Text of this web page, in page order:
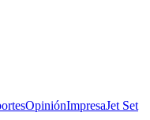
OpiniónImpresaJet Set